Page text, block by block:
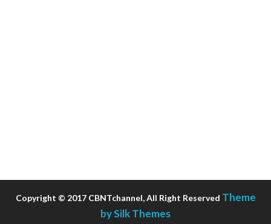
Copyright © 2017 CBNTchannel, All Right Reserved Theme
by Silk Themes